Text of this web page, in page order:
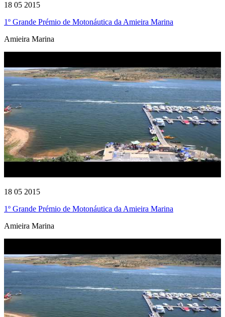
18 05 2015
1º Grande Prémio de Motonáutica da Amieira Marina
Amieira Marina
18 05 2015
1º Grande Prémio de Motonáutica da Amieira Marina
Amieira Marina